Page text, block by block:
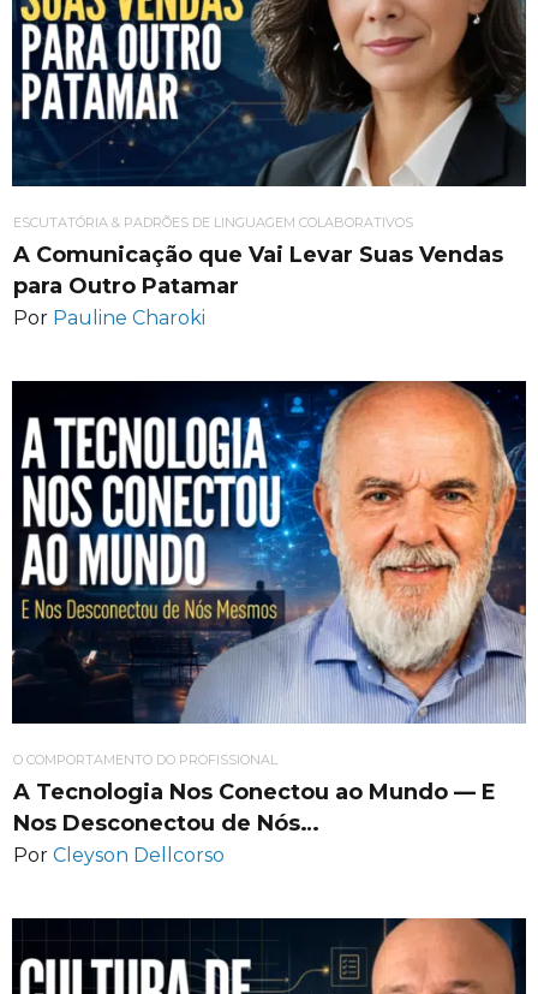
ESCUTATÓRIA & PADRÕES DE LINGUAGEM COLABORATIVOS
A Comunicação que Vai Levar Suas Vendas
para Outro Patamar
Por Pauline Charoki
O COMPORTAMENTO DO PROFISSIONAL
A Tecnologia Nos Conectou ao Mundo — E
Nos Desconectou de Nós…
Por Cleyson Dellcorso